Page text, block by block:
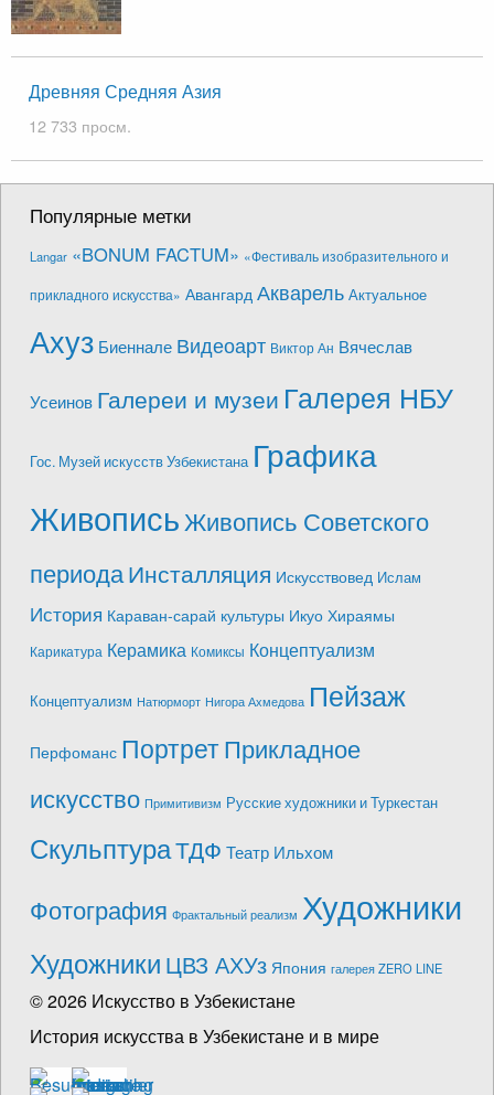
Древняя Средняя Азия
12 733 просм.
Популярные метки
Langar «BONUM FACTUM» «Фестиваль изобразительного и
прикладного искусства» Авангард Акварель Актуальное
Ахуз Биеннале Видеоарт Виктор Ан Вячеслав
Усеинов Галереи и музеи Галерея НБУ
Гос. Музей искусств Узбекистана Графика
ЖивописьЖивопись Советского
периодаИнсталляция Искусствовед Ислам
История Караван-сарай культуры Икуо Хираямы
Карикатура Керамика Комиксы Концептуализм
Концептуализм Натюрморт Нигора Ахмедова Пейзаж
Перфоманс ПортретПрикладное
искусство Примитивизм Русские художники и Туркестан
СкульптураТДФ Театр Ильхом
Фотография Фрактальный реализм Художники
Художники ЦВЗ АХУз Япония галерея ZERO LINE
© 2026 Искусство в Узбекистане
История искусства в Узбекистане и в мире